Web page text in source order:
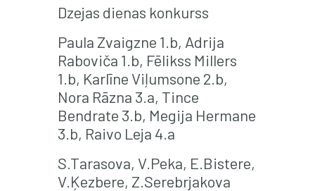
Dzejas dienas konkurss
Paula Zvaigzne 1.b, Adrija
Raboviča 1.b, Fēlikss Millers
1.b, Karlīne Viļumsone 2.b,
Nora Rāzna 3.a, Tince
Bendrate 3.b, Megija Hermane
3.b, Raivo Leja 4.a
S.Tarasova, V.Peka, E.Bistere,
V.Ķezbere, Z.Serebrjakova